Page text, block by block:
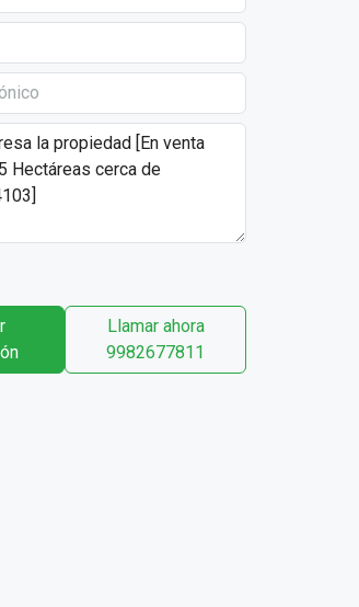
Llamar ahora
9982677811